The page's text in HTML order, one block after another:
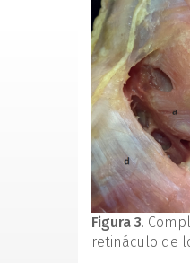
Figura 3.
retináculo de